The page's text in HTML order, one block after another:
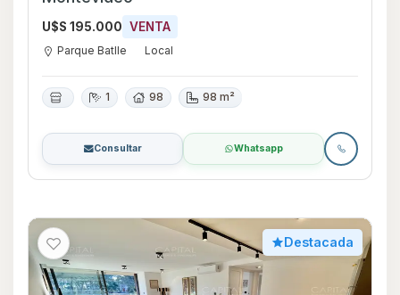
U$S 195.000 VENTA
Parque Batlle Local
1 98 98 m²
Consultar Whatsapp
Destacada